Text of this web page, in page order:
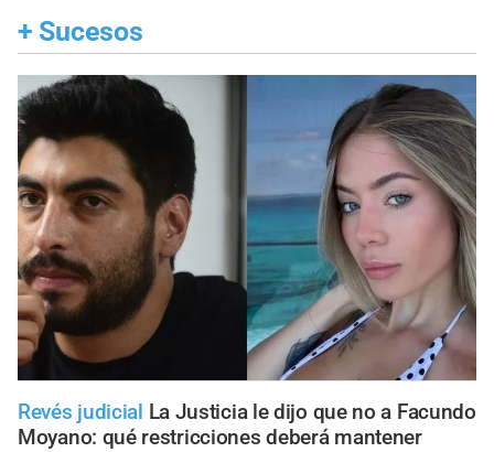
+ Sucesos
Revés judicial La Justicia le dijo que no a Facundo
Moyano: qué restricciones deberá mantener